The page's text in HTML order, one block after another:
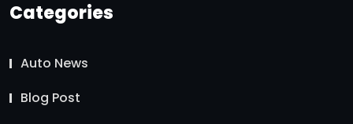
Categories
Auto News
Blog Post